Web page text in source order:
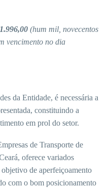
(hum mil, novecentos
vencimento no dia
da Entidade, é necessária a
constituindo a
em prol do setor.
de Transporte de
oferece variados
objetivo de aperfeiçoamento
com o bom posicionamento